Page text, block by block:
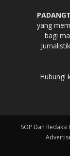
yang
bagi
Hubungi
SOP Dan Redaksi